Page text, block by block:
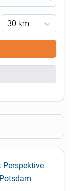
30 km
Perspektive